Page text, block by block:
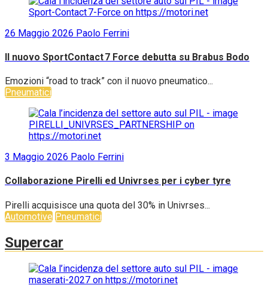
26 Maggio 2026 Paolo Ferrini
Il nuovo SportContact 7 Force debutta su Brabus Bodo
Emozioni “road to track” con il nuovo pneumatico...
Pneumatici
3 Maggio 2026 Paolo Ferrini
Collaborazione Pirelli ed Univrses per i cyber tyre
Pirelli acquisisce una quota del 30% in Univrses...
Automotive Pneumatici
Supercar